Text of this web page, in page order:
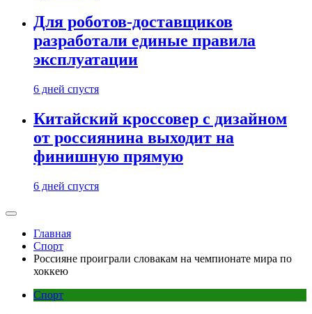
Для роботов-доставщиков
разработали единые правила
эксплуатации
6 дней спустя
Китайский кроссовер с дизайном
от россиянина выходит на
финишную прямую
6 дней спустя
Главная
Спорт
Россияне проиграли словакам на чемпионате мира по
хоккею
Спорт